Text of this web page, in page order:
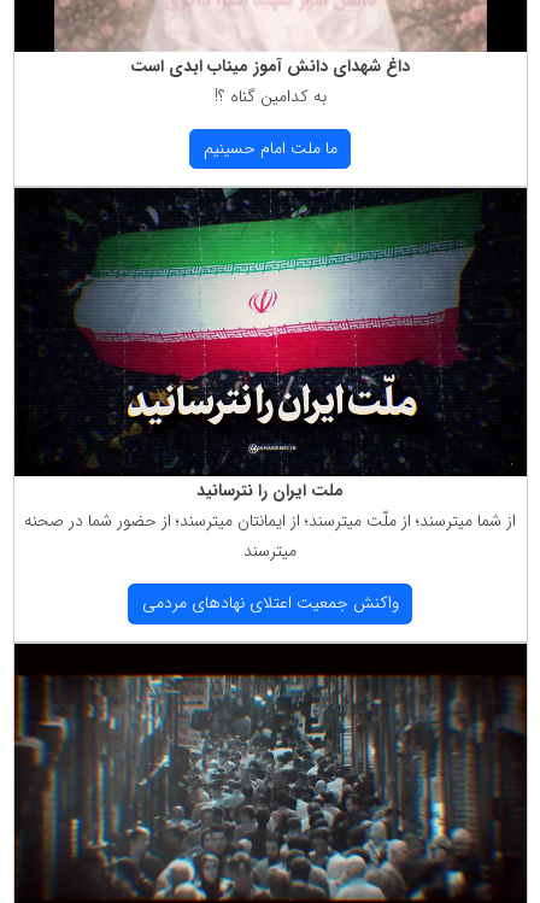
داغ شهدای دانش آموز میناب ابدی است
به كدامین گناه ؟!
ما ملت امام حسینیم
ملت ایران را نترسانید
از شما میترسند؛ از ملّت میترسند؛ از ایمانتان میترسند؛ از حضور شما در صحنه
میترسند
واكنش جمعیت اعتلای نهادهای مردمی